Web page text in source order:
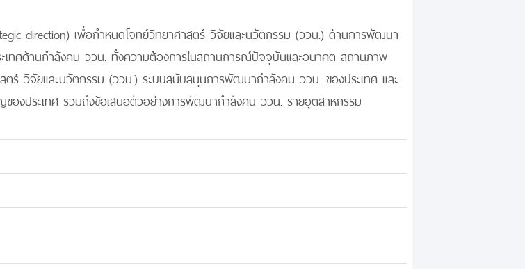
direction) เพื่อกำหนดโจทย์วิทยาศาสตร์ วิจัยและนวัตกรรม (ววน.) ด้านการพัฒนา
เทศด้านกำลังคน ววน. ทั้งความต้องการในสถานการณ์ปัจจุบันและอนาคต สถานภาพ
ร์ วิจัยและนวัตกรรม (ววน.) ระบบสนับสนุนการพัฒนากำลังคน ววน. ของประเทศ และ
งประเทศ รวมถึงข้อเสนอตัวอย่างการพัฒนากำลังคน ววน. รายอุตสาหกรรม